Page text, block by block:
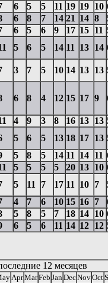
6 5 5 11 19 19 10
6 8 7 14 21 14 8
6 5 6 9 17 15 11
5 6 5 14 11 13 14
3 7 5 10 14 13 13
6 8 4 12 15 17 9
4 9 3 8 16 13 13
5 6 5 13 18 17 13
5 8 5 14 11 14 11
5 5 5 5 20 13 10
5 11 7 17 11 10 7
4 7 6 10 15 16 7
5 8 5 7 18 14 10
6 5 6 11 14 12 12
12 месяцев
AprMarFeb Jan DecNovOct